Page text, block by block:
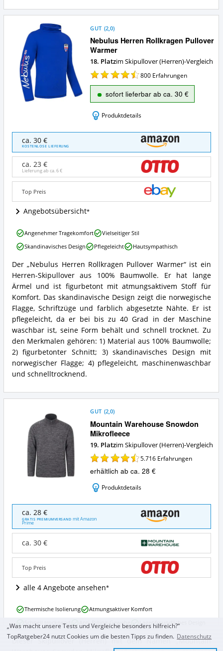
Nebulus Herren Rollkragen Pullover
Warmer
GUT (2,0)
18. Platzim Skipullover (Herren)-Vergleich
800 Erfahrungen
sofort lieferbar ab ca. 30 €
Produktdetails
Nebulus
Herren
Rollkragen
Pullover
Warmer
Angebote:
dieser
Skipullover
erhältlich?
ca. 30 €
KOSTENLOSE LIEFERUNG
ca. 23 €
Lieferung ab ca.6 €
Top Preis
Angebotsübersicht
Nebulus
Herren
Rollkragen
Pullover
Warmer
Zusammenfassung:
Was
bietet
dieser
Skipullover
(Herren)?
Der „Nebulus Herren Rollkragen Pullover Warmer“ ist ein
Herren-Skipullover aus 100% Baumwolle. Er hat lange
Ärmel und ist figurbetont mit atmungsaktivem Stoff für
Komfort. Das skandinavische Design zeigt die norwegische
Flagge, Schriftzüge und farblich abgesetzte Nähte. Er ist
pflegeleicht, da er bei bis zu 40 Grad in der Maschine
waschbar ist, seine Form behält und schnell trocknet. Zu
den Merkmalen gehören: 1) Material aus 100% Baumwolle;
2) figurbetonter Schnitt; 3) skandinavisches Design mit
norwegischer Flagge; 4) pflegeleicht, maschinenwaschbar
und schnelltrocknend.
Nebulus
Herren
Rollkragen
Warmer
Vorteile:
Was
spricht
für
diesen
Skipullover
(Herren)?
Angenehmer Tragekomfort
Vielseitiger Stil
Skandinavisches Design
Pflegeleicht Hautsympathisch
Mountain Warehouse Snowdon
Mikrofleece
GUT (2,0)
19. Platzim Skipullover (Herren)-Vergleich
5.716 Erfahrungen
erhältlich ab ca. 28 €
Produktdetails
Mountain
Warehouse
Snowdon
Mikrofleece
Angebote:
Wo
dieser
Skipullover
(Herren)
ca. 28 €
GRATIS PREMIUMVERSAND mit Amazon
Prime
ca. 30 €
Top Preis
alle 4 Angebote ansehen
Dieser Skipullover (Herren) mit dem Namen „Mountain
Mountain
Warehouse
Snowdon
Mikrofleece
Vorteile:
Thermische Isolierung
Atmungsaktiver Komfort
Schnell trocknend
Anti-Pilling-Gewebe Lagenfreundliches Design
„Was macht unsere Tests und Vergleiche besonders hilfreich?“
TopRatgeber24 nutzt Cookies um die besten Tipps zu finden. Datenschutz